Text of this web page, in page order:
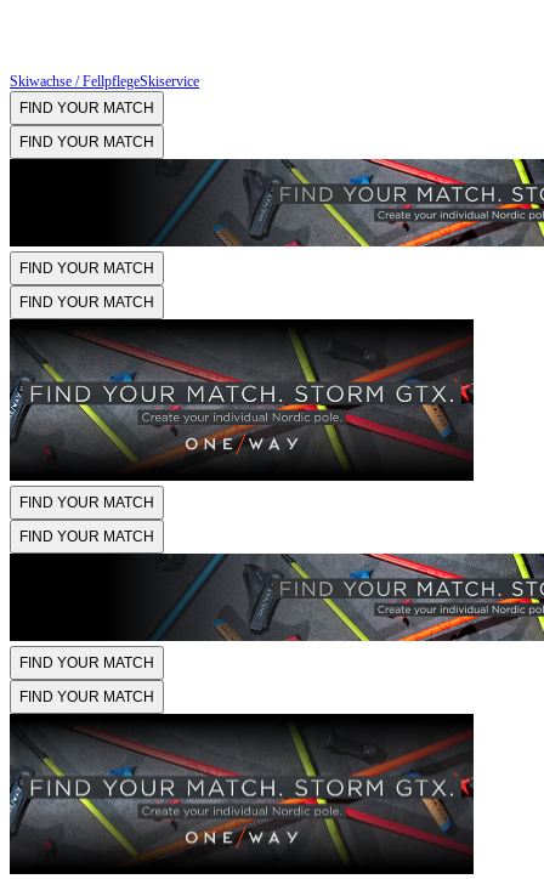
Skiwachse / FellpflegeSkiservice
FIND YOUR MATCH
FIND YOUR MATCH
FIND YOUR MATCH
FIND YOUR MATCH
FIND YOUR MATCH
FIND YOUR MATCH
FIND YOUR MATCH
FIND YOUR MATCH